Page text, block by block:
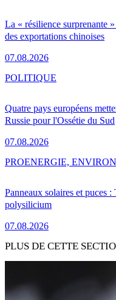
La « résilience surprenante
des exportations chinoises
07.08.2026
Quatre pays européens
Russie pour l'Ossétie du Sud
07.08.2026
POLITIQUE
Panneaux solaires et puces
polysilicium
07.08.2026
PROENERGIE,
PLUS DE CETTE